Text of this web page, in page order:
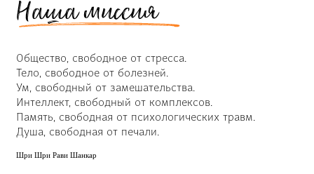
Наша миссия
Общество, свободное от стресса.
Тело, свободное от болезней.
Ум, свободный от замешательства.
Интеллект, свободный от комплексов.
Память, свободная от психологических травм.
Душа, свободная от печали.
Шри Шри Рави Шанкар